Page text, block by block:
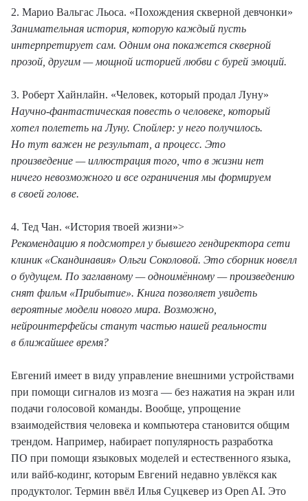
2. Марио Вальгас Льоса. «Похождения скверной девчонки»
Занимательная история, которую каждый пусть
интерпретирует сам. Одним она покажется скверной
прозой, другим — мощной историей любви с бурей эмоций.
3. Роберт Хайнлайн. «Человек, который продал Луну»
Научно-фантастическая повесть о человеке, который
хотел полететь на Луну. Спойлер: у него получилось.
Но тут важен не результат, а процесс. Это
произведение — иллюстрация того, что в жизни нет
ничего невозможного и все ограничения мы формируем
в своей голове.
4. Тед Чан. «История твоей жизни»>
Рекомендацию я подсмотрел у бывшего гендиректора сети
клиник «Скандинавия» Ольги Соколовой. Это сборник новелл
о будущем. По заглавному — одноимённому — произведению
снят фильм «Прибытие». Книга позволяет увидеть
вероятные модели нового мира. Возможно,
нейроинтерфейсы станут частью нашей реальности
в ближайшее время?
Евгений имеет в виду управление внешними устройствами
при помощи сигналов из мозга — без нажатия на экран или
подачи голосовой команды. Вообще, упрощение
взаимодействия человека и компьютера становится общим
трендом. Например, набирает популярность разработка
ПО при помощи языковых моделей и естественного языка,
или вайб-кодинг, которым Евгений недавно увлёкся как
продуктолог. Термин ввёл Илья Суцкевер из Open AI. Это